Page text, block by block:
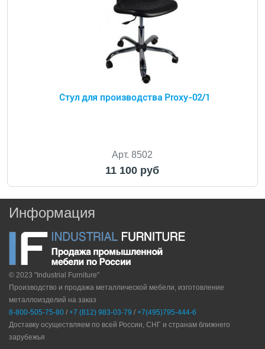
Стул для производства Proxy-02/1
Арт. 8502
11 100 руб
Информация
© 2023 "Industrial Furniture"
Производство и продажа металлической мебели, изготовление
металлоизделий на заказ
8-800-505-75-80 / +7 (812) 983-03-79 / +7(495)795-444-6
Доставку осуществляем по всей России, СНГ и странам ближнего
зарубежья